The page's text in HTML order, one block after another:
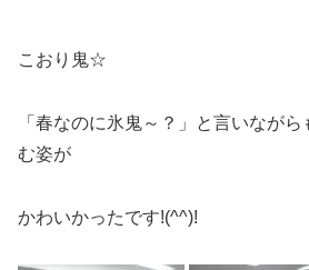
こおり鬼☆
「春なのに氷鬼～？」と言いなが
む姿が
かわいかったです!(^^)!